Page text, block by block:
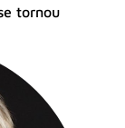
tornou